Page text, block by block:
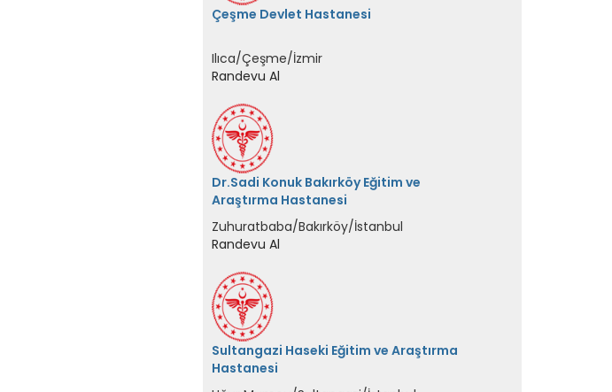
Dr.Sadi Konuk Bakırköy Eğitim ve
Zuhuratbaba/Bakırköy/İstanbul
Randevu Al
Sultangazi Haseki Eğitim ve Araştırma
Hastanesi
Uğur Mumcu/Sultangazi/İstanbul
Randevu Al